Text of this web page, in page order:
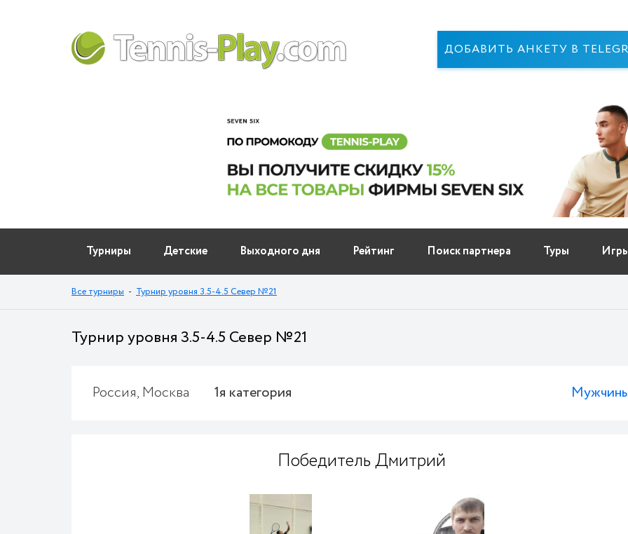
ДОБАВИТЬ АНКЕТУ В
Турниры Детские Выходного дня Рейтинг Поиск партнера Туры
Все турниры - Турнир уровня 3.5-4.5 Север №21
Турнир уровня 3.5-4.5 Север №21
Россия, Москва 1я категория
Победитель Дмитрий